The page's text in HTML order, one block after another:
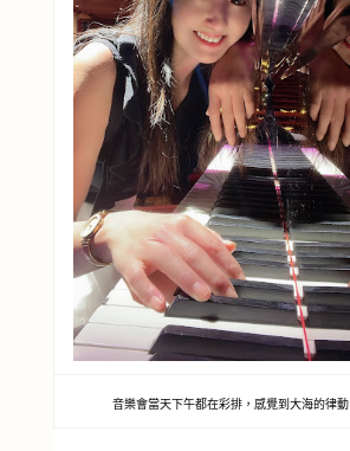
音樂會當天下午都在彩排，感覺到大海的律動